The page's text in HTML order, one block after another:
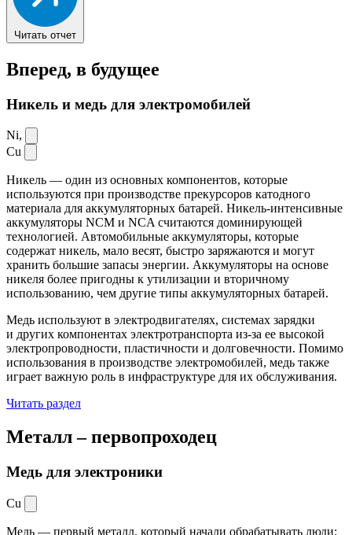
Читать отчет
Вперед, в будущее
Никель и медь для электромобилей
Ni,
Cu
Никель — один из основных компонентов, которые
используются при производстве прекурсоров катодного
материала для аккумуляторных батарей. Никель-интенсивные
аккумуляторы NCM и NCA считаются доминирующей
технологией. Автомобильные аккумуляторы, которые
содержат никель, мало весят, быстро заряжаются и могут
хранить большие запасы энергии. Аккумуляторы на основе
никеля более пригодны к утилизации и вторичному
использованию, чем другие типы аккумуляторных батарей.
Медь используют в электродвигателях, системах зарядки
и других компонентах электротранспорта из-за ее высокой
электропроводности, пластичности и долговечности. Помимо
использования в производстве электромобилей, медь также
играет важную роль в инфраструктуре для их обслуживания.
Читать раздел
Металл –первопроходец
Медь для электроники
Cu
Медь — первый металл, который начали обрабатывать люди: